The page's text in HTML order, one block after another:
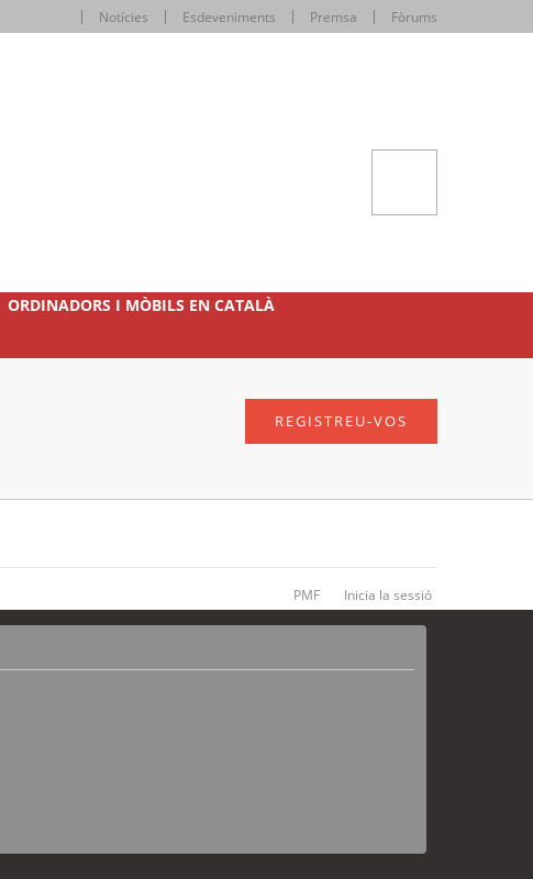
Notícies Esdeveniments Premsa Fòrums
ORDINADORS I MÒBILS EN CATALÀ
REGISTREU-VOS
PMF Inicia la sessió